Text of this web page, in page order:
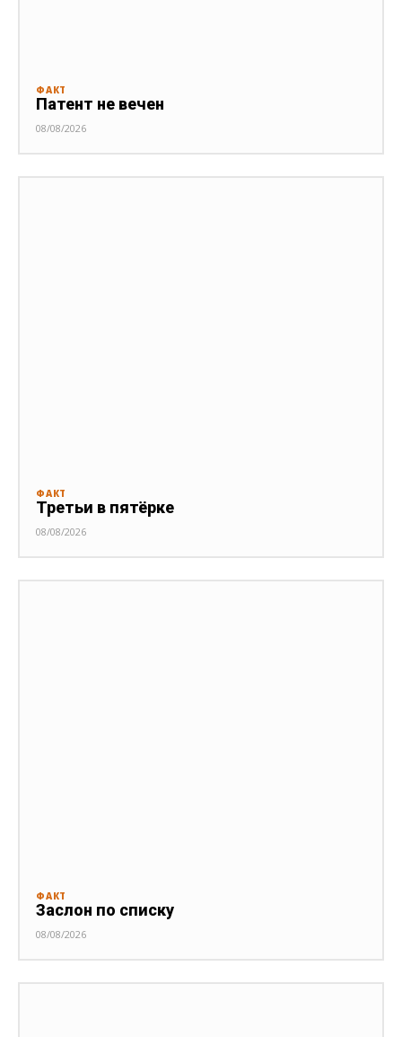
ФАКТ
Патент не вечен
08/08/2026
ФАКТ
Третьи в пятёрке
08/08/2026
ФАКТ
Заслон по списку
08/08/2026